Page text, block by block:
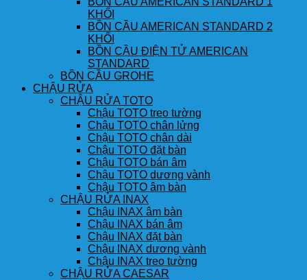
KHỐI
BỒN CẦU AMERICAN STANDARD 2
KHỐI
BỒN CẦU ĐIỆN TỬ AMERICAN
STANDARD
BỒN CẦU GROHE
CHẬU RỬA
CHẬU RỬA TOTO
Chậu TOTO treo tường
Chậu TOTO chân lửng
Chậu TOTO chân dài
Chậu TOTO đặt bàn
Chậu TOTO bán âm
Chậu TOTO dương vành
Chậu TOTO âm bàn
CHẬU RỬA INAX
Chậu INAX âm bàn
Chậu INAX bán âm
Chậu INAX đặt bàn
Chậu INAX dương vành
Chậu INAX treo tường
CHẬU RỬA CAESAR